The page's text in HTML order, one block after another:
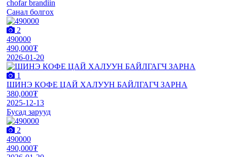
Санал болгох
2
490000
490,000₮
2026-01-20
1
ШИНЭ КОФЕ ЦАЙ ХАЛУУН БАЙЛГАГЧ ЗАРНА
380,000₮
2025-12-13
Бусад зарууд
2
490000
490,000₮